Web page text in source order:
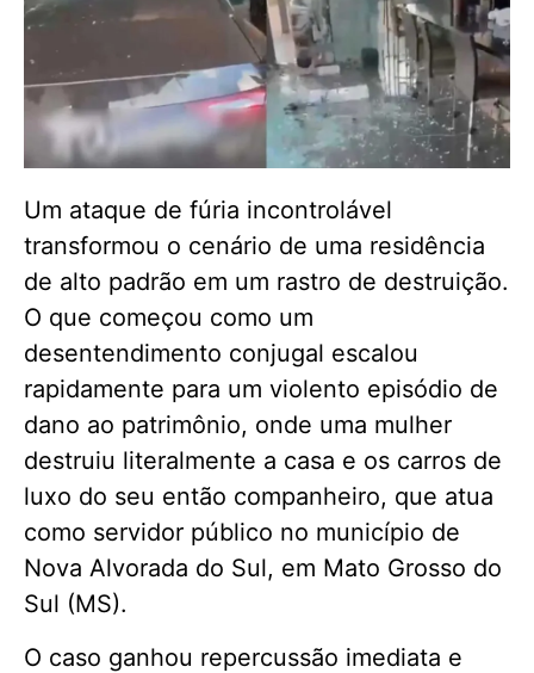
Um ataque de fúria incontrolável
transformou o cenário de uma residência
de alto padrão em um rastro de destruição.
O que começou como um
desentendimento conjugal escalou
rapidamente para um violento episódio de
dano ao patrimônio, onde uma mulher
destruiu literalmente a casa e os carros de
luxo do seu então companheiro, que atua
como servidor público no município de
Nova Alvorada do Sul, em Mato Grosso do
Sul (MS).
O caso ganhou repercussão imediata e